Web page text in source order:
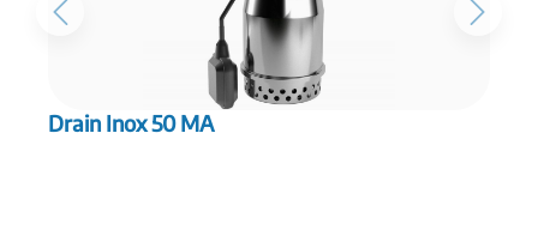
Drain Inox 50 MA